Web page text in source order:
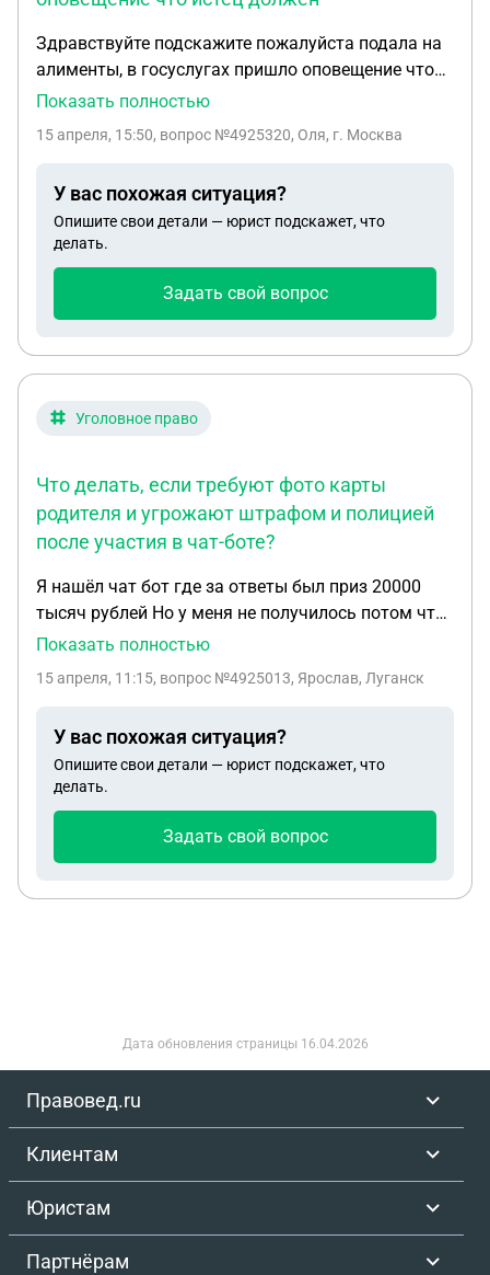
поняла. И посоветовала обратиться в военкомат .
И что делать? Что положено
Здравствуйте подскажите пожалуйста подала на
алименты, в госуслугах пришло оповещение что
истец должен выплачивать алименты ребёнку,
чем дело :сказали что бывший муж не знал об
делать и как
Показать полностью
15 апреля, 15:50, вопрос №4925320, Оля, г. Москва
У вас похожая ситуация?
Опишите свои детали — юрист подскажет, что
делать.
Задать свой вопрос
Уголовное право
Что делать, если требуют фото карты
родителя и угрожают штрафом и полицией
после участия в чат-боте?
Я нашёл чат бот где за ответы был приз 20000
тысяч рублей Но у меня не получилось потом что
мне нету 25 лет я попросил чтобы они отказали и
просят фото карты родителя а если не скину то
штраф 100000рублей,и приедет полиция домой
Показать полностью
15 апреля, 11:15, вопрос №4925013, Ярослав, Луганск
У вас похожая ситуация?
Опишите свои детали — юрист подскажет, что
делать.
Задать свой вопрос
Дата обновления страницы 16.04.2026
Правовед.ru
Клиентам
Юристам
Партнёрам